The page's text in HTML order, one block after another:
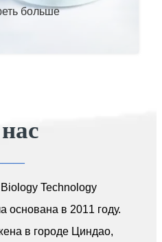
больше
O
собой соль
альгиновой...
Technology
основана в 2011 году.
в городе Циндао,